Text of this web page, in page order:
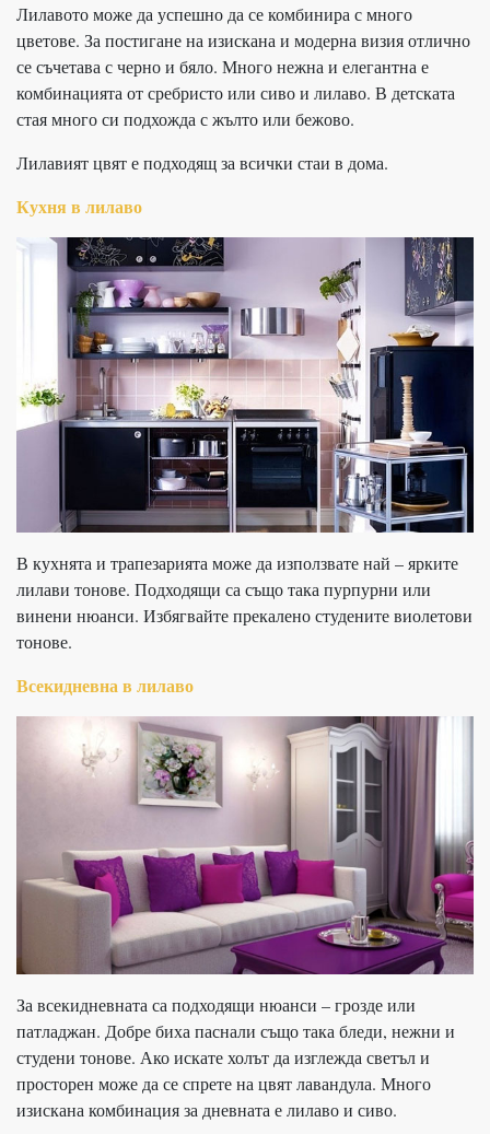
Лилавото може да успешно да се комбинира с много
цветове. За постигане на изискана и модерна визия отлично
се съчетава с черно и бяло. Много нежна и елегантна е
комбинацията от сребристо или сиво и лилаво. В детската
стая много си подхожда с жълто или бежово.
Лилавият цвят е подходящ за всички стаи в дома.
Кухня в лилаво
В кухнята и трапезарията може да използвате най – ярките
лилави тонове. Подходящи са също така пурпурни или
винени нюанси. Избягвайте прекалено студените виолетови
тонове.
Всекидневна в лилаво
За всекидневната са подходящи нюанси – грозде или
патладжан. Добре биха паснали също така бледи, нежни и
студени тонове. Ако искате холът да изглежда светъл и
просторен може да се спрете на цвят лавандула. Много
изискана комбинация за дневната е лилаво и сиво.